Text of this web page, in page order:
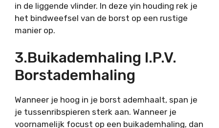
in de liggende vlinder. In deze yin houding rek je
het bindweefsel van de borst op een rustige
manier op.
3.Buikademhaling I.p.v.
Borstademhaling
Wanneer je hoog in je borst ademhaalt, span je
je tussenribspieren sterk aan. Wanneer je
voornamelijk focust op een buikademhaling, dan